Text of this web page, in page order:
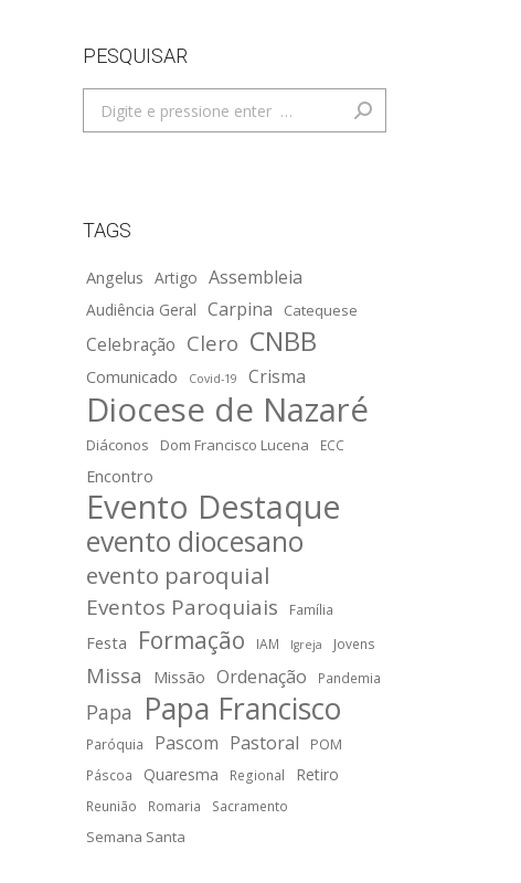
PESQUISAR
Search:
TAGS
Angelus Artigo Assembleia
Audiência Geral Carpina Catequese
Celebração Clero CNBB
Comunicado Covid-19 Crisma
Diocese de Nazaré
Diáconos Dom Francisco Lucena ECC
Encontro
Evento Destaque
evento diocesano
evento paroquial
Eventos Paroquiais Família
Festa Formação IAM Igreja Jovens
Missa Missão Ordenação Pandemia
Papa Papa Francisco
Paróquia Pascom Pastoral POM
Páscoa Quaresma Regional Retiro
Reunião Romaria Sacramento
Semana Santa